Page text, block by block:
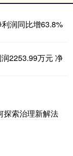
润同比增63.8%
2253.99万元 净
探索治理新解法